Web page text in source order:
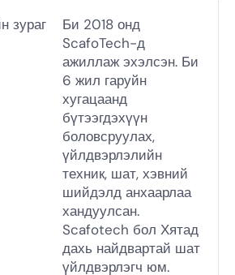
Би 2018 онд
ScafoTech-д
ажиллаж эхэлсэн. Би
6 жил гаруйн
хугацаанд
бүтээгдэхүүн
боловсруулах,
үйлдвэрлэлийн
техник, шат, хэвний
шийдэлд анхаарлаа
хандуулсан.
Scafotech бол Хятад
дахь найдвартай шат
үйлдвэрлэгч юм.